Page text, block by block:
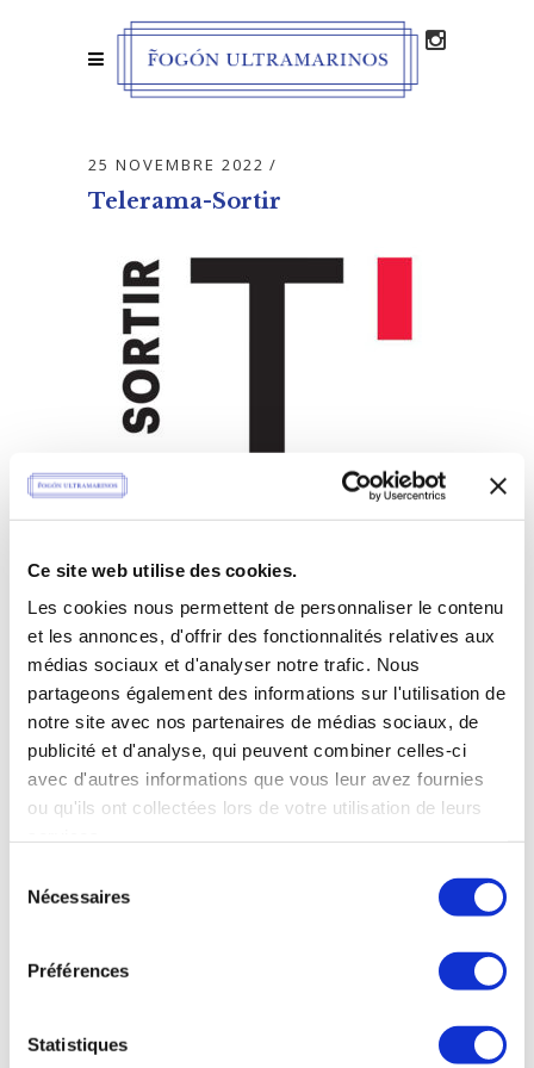
Ce site web utilise des cookies.
Les cookies nous permettent de personnaliser le contenu
et les annonces, d'offrir des fonctionnalités relatives aux
médias sociaux et d'analyser notre trafic. Nous
partageons également des informations sur l'utilisation de
notre site avec nos partenaires de médias sociaux, de
publicité et d'analyse, qui peuvent combiner celles-ci
avec d'autres informations que vous leur avez fournies
ou qu'ils ont collectées lors de votre utilisation de leurs
Nécessaires
Préférences
Statistiques
25 NOVEMBRE 2022
Telerama-Sortir